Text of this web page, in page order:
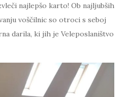
najlepšo karto! Ob najljubših
voščilnic so otroci s seboj
darila, ki jih je Veleposlaništvo